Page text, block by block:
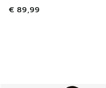
€ 89,99